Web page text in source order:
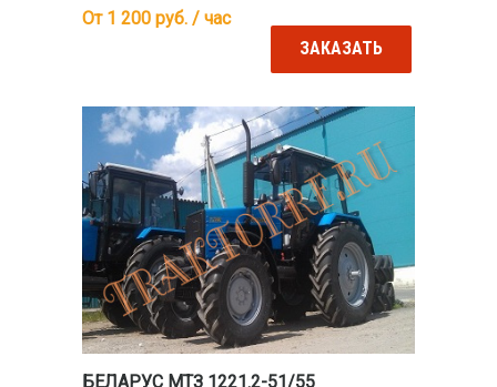
От 1 200 руб. / час
ЗАКАЗАТЬ
БЕЛАРУС МТЗ 1221.2-51/55